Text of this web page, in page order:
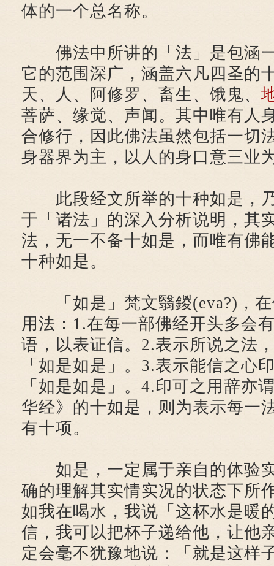
体的一个总名称。
佛法中所讲的「法」是包涵
它的范围深广，涵盖六凡四圣的
天、人、阿修罗、畜生、饿鬼、
菩萨、缘觉、声闻。其中唯有人
合修行，因此佛法虽然包括一切
身器界为主，以人的身口意三业
此段经文所举的十种如是，
于「诸法」的深入分析说明，其
法，无一不备十如是，而唯有佛
十种如是。
「如是」梵文翳鍐(eva?)，在
用法：1.在每一部佛经开头多会
语，以表证信。2.表示所说之法
「如是如是」。3.表示能信之心
「如是如是」。4.印可之用辞亦
华经》的十如是，则为表示每一
有十项。
如是，一定属于亲自的体验
确的理解其实情实况的状态下所
如我在喝水，我说「这杯水是暖
信，我可以把杯子递给他，让他
定会毫不犹豫地说：「就是这样